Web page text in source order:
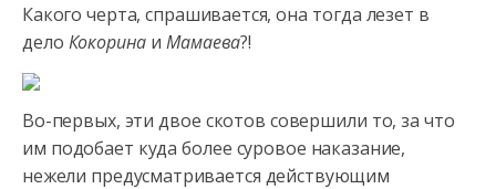
Какого черта, спрашивается, она тогда лезет в
дело Кокорина иМамаева?!
Во-первых, эти двое скотов совершили то, за что
им подобает куда более суровое наказание,
нежели предусматривается действующим